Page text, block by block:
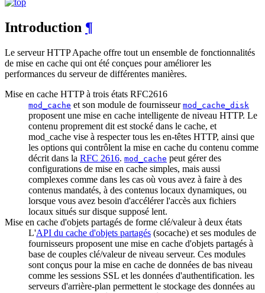
Introduction ¶
Le serveur HTTP Apache offre tout un ensemble de fonctionnalités
de mise en cache qui ont été conçues pour améliorer les
performances du serveur de différentes manières.
Mise en cache HTTP à trois états RFC2616
mod_cache et son module de fournisseur mod_cache_disk
proposent une mise en cache intelligente de niveau HTTP. Le
contenu proprement dit est stocké dans le cache, et
mod_cache vise à respecter tous les en-têtes HTTP, ainsi que
les options qui contrôlent la mise en cache du contenu comme
décrit dans la RFC 2616. mod_cache peut gérer des
configurations de mise en cache simples, mais aussi
complexes comme dans les cas où vous avez à faire à des
contenus mandatés, à des contenus locaux dynamiques, ou
lorsque vous avez besoin d'accélérer l'accès aux fichiers
locaux situés sur disque supposé lent.
Mise en cache d'objets partagés de forme clé/valeur à deux états
L'API du cache d'objets partagés (socache) et ses modules de
fournisseurs proposent une mise en cache d'objets partagés à
base de couples clé/valeur de niveau serveur. Ces modules
sont conçus pour la mise en cache de données de bas niveau
comme les sessions SSL et les données d'authentification. les
serveurs d'arrière-plan permettent le stockage des données au